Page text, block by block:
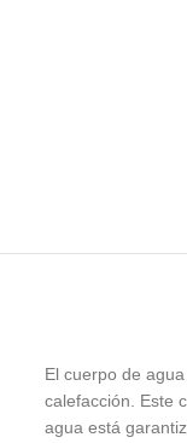
El cuerpo de
calefacción. Este
agua está